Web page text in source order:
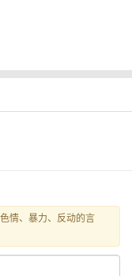
情、暴力、反动的言